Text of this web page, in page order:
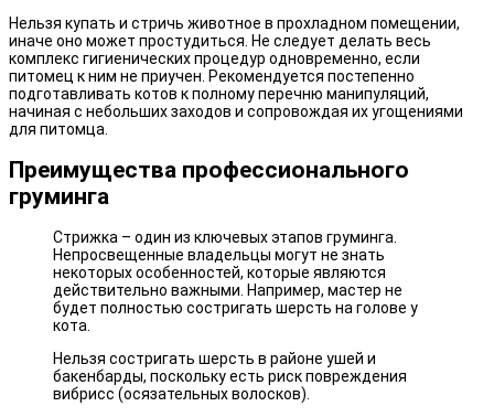
Нельзя купать и стричь животное в прохладном помещении,
иначе оно может простудиться. Не следует делать весь
комплекс гигиенических процедур одновременно, если
питомец к ним не приучен. Рекомендуется постепенно
подготавливать котов к полному перечню манипуляций,
начиная с небольших заходов и сопровождая их угощениями
для питомца.
Преимущества профессионального
груминга
Стрижка – один из ключевых этапов груминга.
Непросвещенные владельцы могут не знать
некоторых особенностей, которые являются
действительно важными. Например, мастер не
будет полностью состригать шерсть на голове у
кота.
Нельзя состригать шерсть в районе ушей и
бакенбарды, поскольку есть риск повреждения
вибрисс (осязательных волосков).